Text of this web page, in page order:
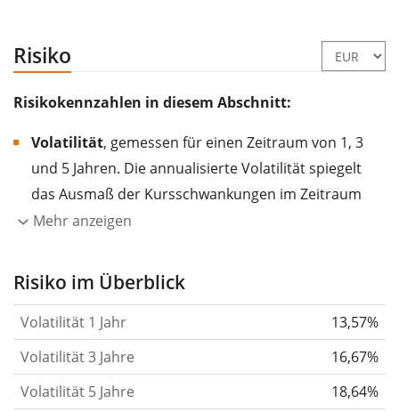
Risiko
Risikokennzahlen in diesem Abschnitt:
Volatilität, gemessen für einen Zeitraum von 1, 3
und 5 Jahren. Die annualisierte Volatilität spiegelt
das Ausmaß der Kursschwankungen im Zeitraum
eines Jahres wider.
Aktie, des ETF, usw.) in der Vergangenheit
gelten im Allgemeinen als risikoreicher. Wir
berechnen die Volatilität auf Basis der Daten der
letzten 1, 3 und 5 Jahre, damit du sehen kannst, ob
die Kursschwankungen im Laufe der Zeit stärker
Mehr anzeigen
Risiko im Überblick
Volatilität 1 Jahr
13,57%
Volatilität 3 Jahre
16,67%
Volatilität 5 Jahre
18,64%